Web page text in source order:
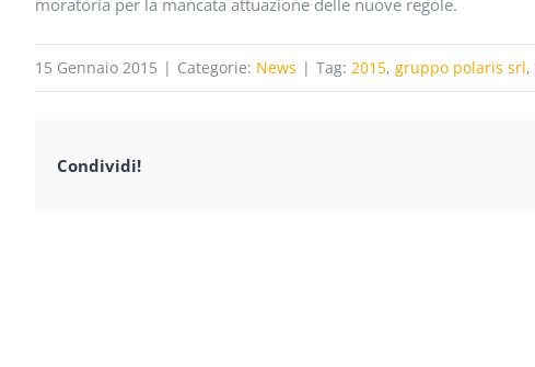
moratoria per la mancata attuazione delle nuove regole.
15 Gennaio 2015 | Categorie: News | Tag: 2015, gruppo polaris srl,
Condividi!